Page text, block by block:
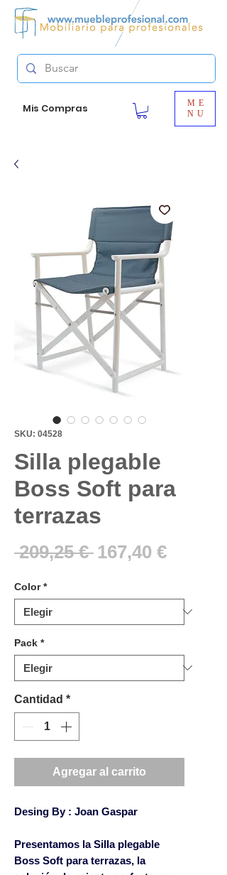
Mis Compras
ME
NU
SKU: 04528
Silla plegable
Boss Soft para
terrazas
209,25 € Precio
167,40 €Precio
oferta
Color *
Pack *
Cantidad *
Agregar al carrito
Desing By : Joan Gaspar
Presentamos la Silla plegable
Boss Soft para terrazas, la